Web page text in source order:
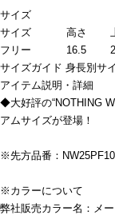
サイズ
サイズ
高さ
フリー
16.5
サイズガイド 身長別サ
アイテム説明・詳細
◆大好評の“NOTHING
アムサイズが登場！
※先方品番：
※カラーについて
弊社販売カラー名：メ